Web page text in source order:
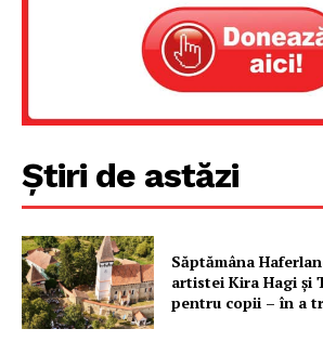
Știri de astăzi
Săptămâna
artistei Kira Hagi şi
pentru copii – în a